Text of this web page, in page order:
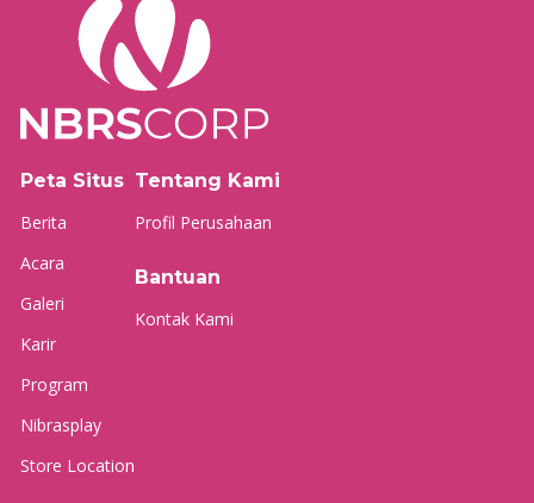
Peta Situs
Berita
Acara
Galeri
Karir
Program
Nibrasplay
Store Location
Tentang Kami
Profil Perusahaan
Bantuan
Kontak Kami